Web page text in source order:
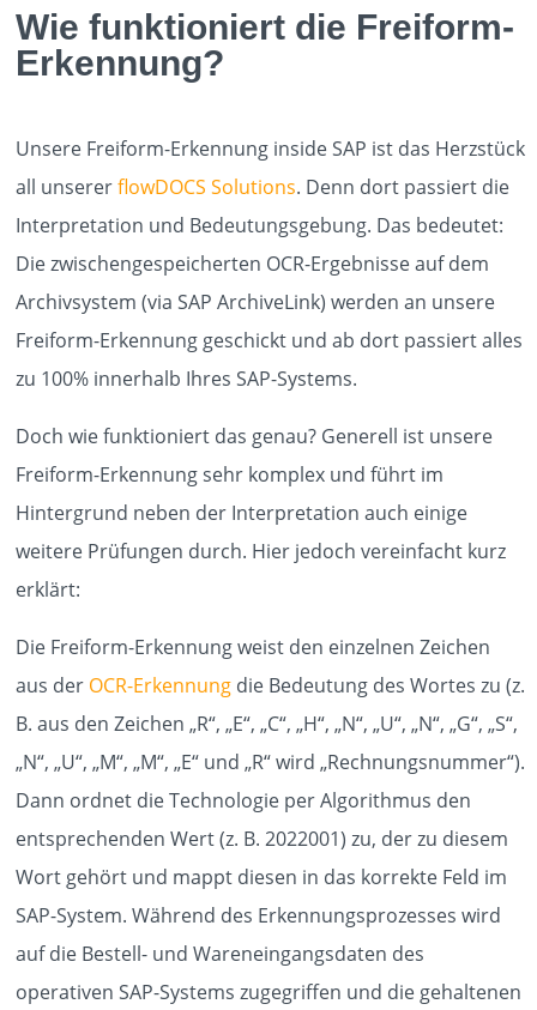
PROCESSES
ABOUT
KUNDEN
EVENTS
KARRIERE
KNOWLEDGE
KONTAKT
Wie funktioniert die Freiform-
Erkennung?
Unsere Freiform-Erkennung inside SAP ist das Herzstück
all unsererflowDOCS Solutions. Denn dort passiert die
Interpretation und Bedeutungsgebung. Das bedeutet:
Die zwischengespeicherten OCR-Ergebnisse auf dem
Archivsystem (via SAP ArchiveLink) werden an unsere
Freiform-Erkennung geschickt und ab dort passiert alles
zu 100% innerhalb Ihres SAP-Systems.
Doch wie funktioniert das genau? Generell ist unsere
Freiform-Erkennung sehr komplex und führt im
Hintergrund neben der Interpretation auch einige
weitere Prüfungen durch. Hier jedoch vereinfacht kurz
erklärt:
Die Freiform-Erkennung weist den einzelnen Zeichen
aus der OCR-Erkennung die Bedeutung des Wortes zu (z.
B. aus den Zeichen „R“, „E“, „C“, „H“, „N“, „U“, „N“, „G“, „S“,
„N“, „U“, „M“, „M“, „E“ und „R“ wird „Rechnungsnummer“).
Dann ordnet die Technologie per Algorithmus den
entsprechenden Wert (z. B. 2022001) zu, der zu diesem
Wort gehört und mappt diesen in das korrekte Feld im
SAP-System. Während des Erkennungsprozesses wird
auf die Bestell- und Wareneingangsdaten des
operativen SAP-Systems zugegriffen und die gehaltenen